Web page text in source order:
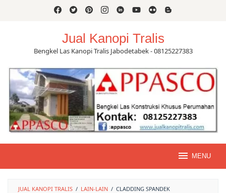
Jual Kanopi Tralis
Bengkel Las Kanopi Tralis Jabodetabek - 08125227383
MENU
JUAL KANOPI TRALIS / LAIN-LAIN / CLADDING SPANDEK